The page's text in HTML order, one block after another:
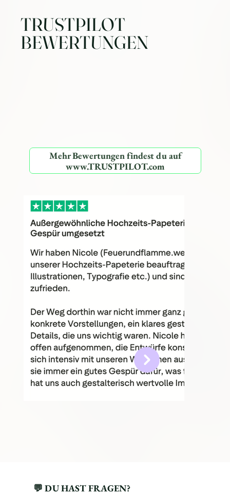
TRUSTPILOT
BEWERTUNGEN
Mehr Bewertungen findest du auf
www.TRUSTPILOT.com
💬 DU HAST FRAGEN?